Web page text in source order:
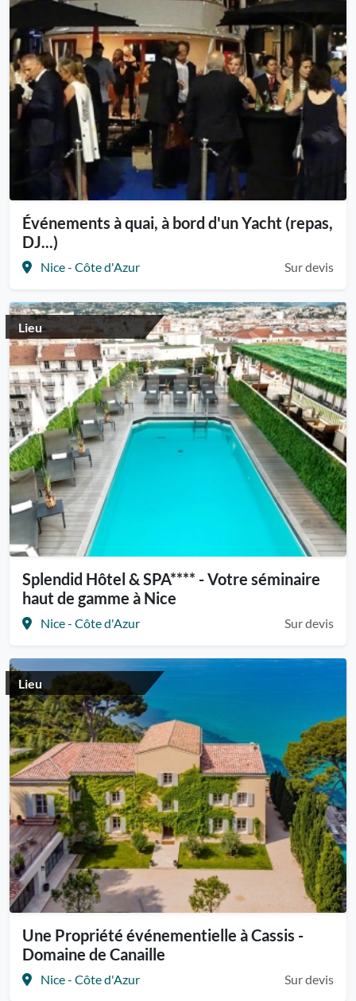
Événements à quai, à bord d'un Yacht (repas,
DJ...)
Nice - Côte d'Azur Sur devis
Lieu
Splendid Hôtel & SPA**** - Votre séminaire
haut de gamme à Nice
Nice - Côte d'Azur Sur devis
Lieu
Une Propriété événementielle à Cassis -
Domaine de Canaille
Nice - Côte d'Azur Sur devis